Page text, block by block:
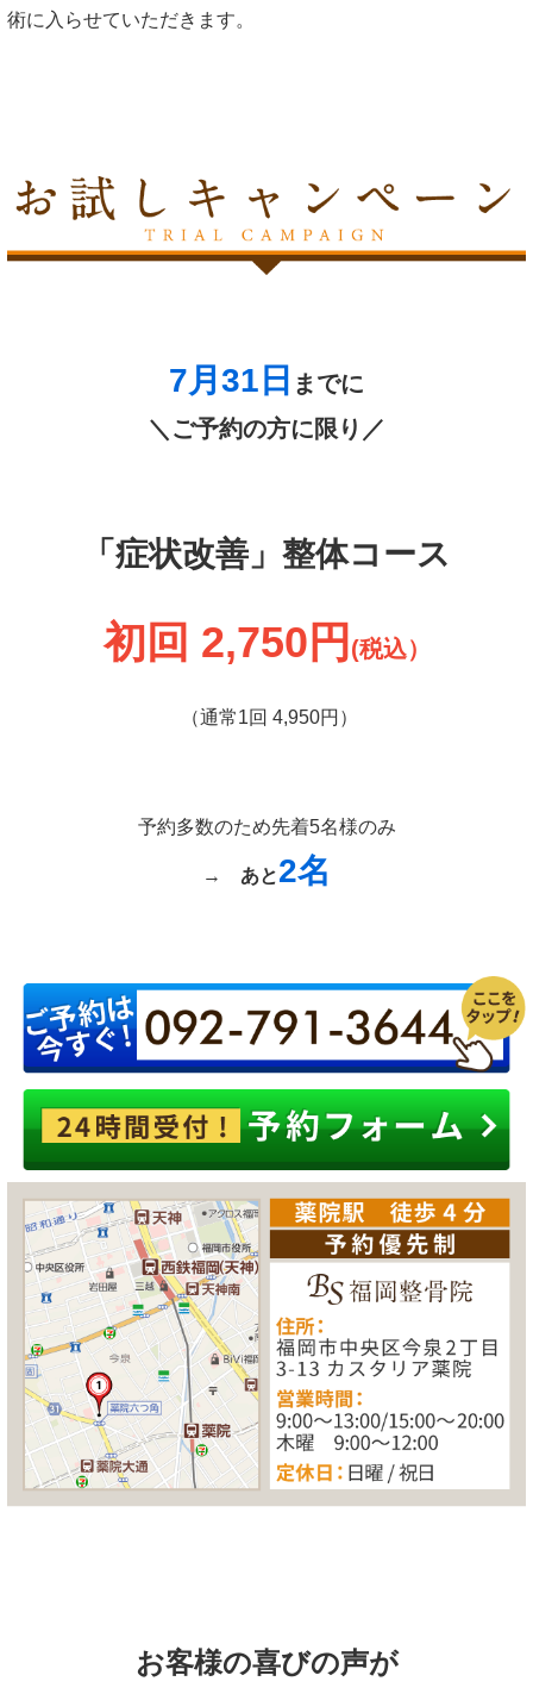
術に入らせていただきます。
7月31 日 までに
＼ご予約の方に限り／
「症状改善」整体コース
初回 2,750円 (税込）
（通常1回 4,950円）
予約多数のため先着5名様のみ
→ あと2名
お客様の喜びの声が